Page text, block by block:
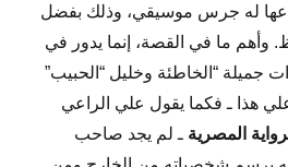
له جرس موسيقي، وذلك بفضل
وأهم ما في القصة، إنما يدور في
جميلة “الخاطئة وخليل “الحبيب”
هذا ـ فكما يقول علي الراعي
المصرية ـ لم يجد صاحب